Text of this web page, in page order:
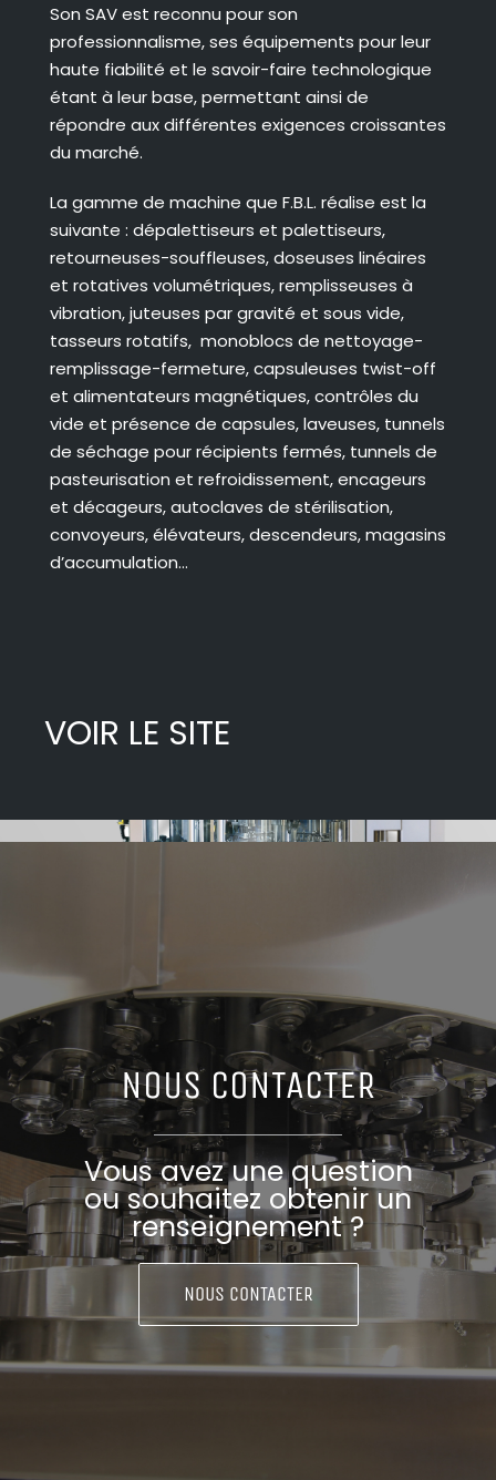
Son SAV est reconnu pour son
professionnalisme, ses équipements pour leur
haute fiabilité et le savoir-faire technologique
étant à leur base, permettant ainsi de
répondre aux différentes exigences croissantes
du marché.
La gamme de machine que F.B.L. réalise est la
suivante : dépalettiseurs et palettiseurs,
retourneuses-souffleuses, doseuses linéaires
et rotatives volumétriques, remplisseuses à
vibration, juteuses par gravité et sous vide,
tasseurs rotatifs, monoblocs de nettoyage-
remplissage-fermeture, capsuleuses twist-off
et alimentateurs magnétiques, contrôles du
vide et présence de capsules, laveuses, tunnels
de séchage pour récipients fermés, tunnels de
pasteurisation et refroidissement, encageurs
et décageurs, autoclaves de stérilisation,
convoyeurs, élévateurs, descendeurs, magasins
d’accumulation…
VOIR LE SITE
NOUS CONTACTER
Vous avez une question
ou souhaitez obtenir un
renseignement ?
NOUS CONTACTER